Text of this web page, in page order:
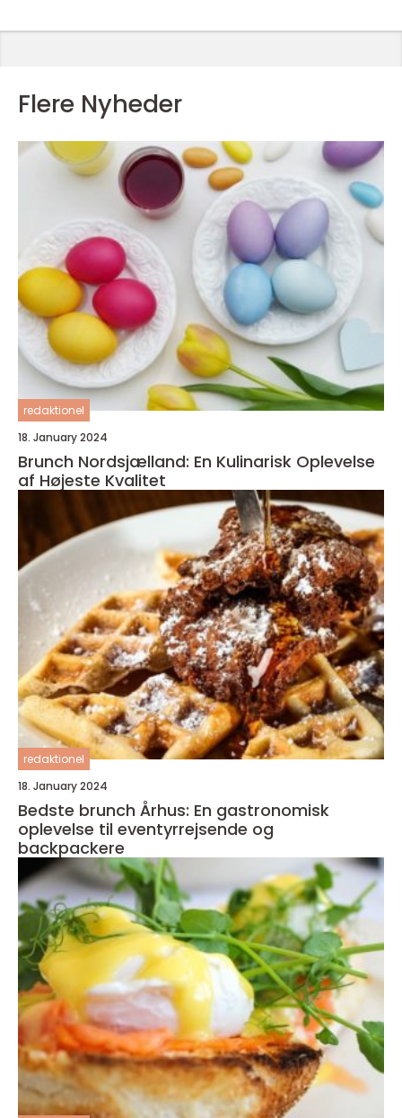
Flere Nyheder
redaktionel
18. January 2024
Brunch Nordsjælland: En Kulinarisk Oplevelse
af Højeste Kvalitet
redaktionel
18. January 2024
Bedste brunch Århus: En gastronomisk
oplevelse til eventyrrejsende og
backpackere